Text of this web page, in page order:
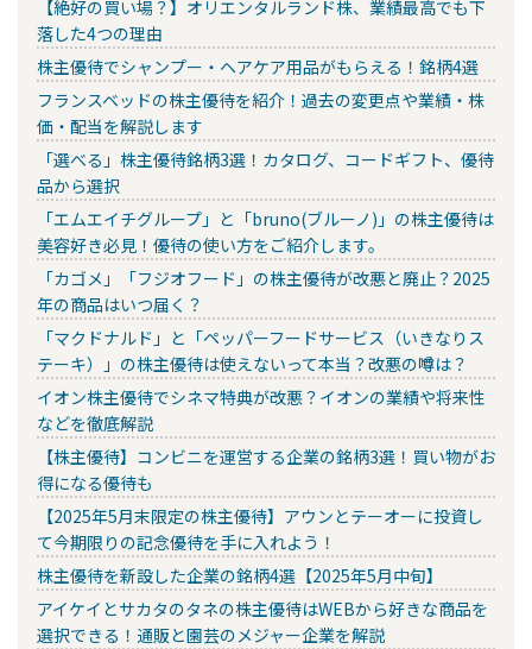
【絶好の買い場？】オリエンタルランド株、業績最高でも下
落した4つの理由
株主優待でシャンプー・ヘアケア用品がもらえる！銘柄4選
フランスベッドの株主優待を紹介！過去の変更点や業績・株
価・配当を解説します
「選べる」株主優待銘柄3選！カタログ、コードギフト、優待
品から選択
「エムエイチグループ」と「bruno(ブルーノ)」の株主優待は
美容好き必見！優待の使い方をご紹介します。
「カゴメ」「フジオフード」の株主優待が改悪と廃止？2025
年の商品はいつ届く？
「マクドナルド」と「ペッパーフードサービス（いきなりス
テーキ）」の株主優待は使えないって本当？改悪の噂は？
イオン株主優待でシネマ特典が改悪？イオンの業績や将来性
などを徹底解説
【株主優待】コンビニを運営する企業の銘柄3選！買い物がお
得になる優待も
【2025年5月末限定の株主優待】アウンとテーオーに投資し
て今期限りの記念優待を手に入れよう！
株主優待を新設した企業の銘柄4選【2025年5月中旬】
アイケイとサカタのタネの株主優待はWEBから好きな商品を
選択できる！通販と園芸のメジャー企業を解説